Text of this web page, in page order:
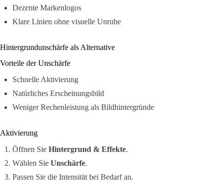
Dezente Markenlogos
Klare Linien ohne visuelle Unruhe
Hintergrundunschärfe als Alternative
Vorteile der Unschärfe
Schnelle Aktivierung
Natürliches Erscheinungsbild
Weniger Rechenleistung als Bildhintergründe
Aktivierung
Öffnen Sie Hintergrund & Effekte.
Wählen Sie Unschärfe.
Passen Sie die Intensität bei Bedarf an.